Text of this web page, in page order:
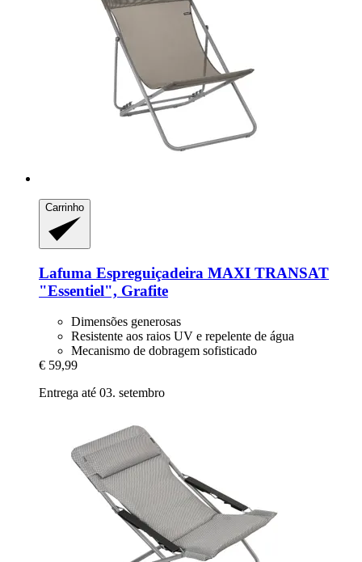
Carrinho
Lafuma Espreguiçadeira MAXI TRANSAT
"Essentiel", Grafite
Dimensões generosas
Resistente aos raios UV e repelente de água
Mecanismo de dobragem sofisticado
€ 59,99
Entrega até 03. setembro